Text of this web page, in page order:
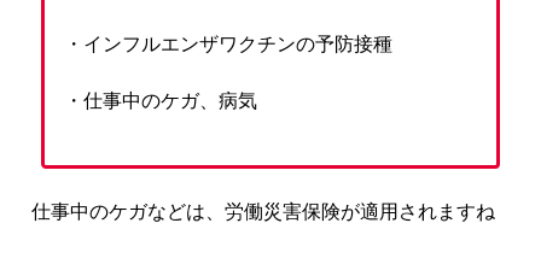
・インフルエンザワクチンの予防接種
・仕事中のケガ、病気
仕事中のケガなどは、労働災害保険が適用されますね